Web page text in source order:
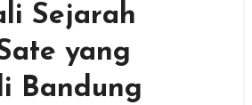
Sejarah
yang
Bandung